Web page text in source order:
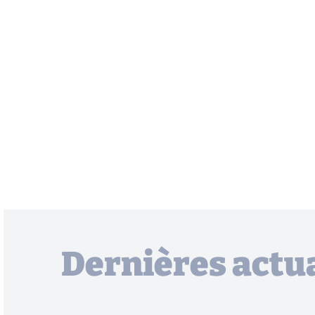
Dernières